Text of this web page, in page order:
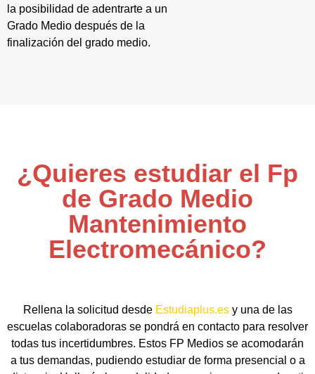
la posibilidad de adentrarte a un
Grado Medio después de la
finalización del grado medio.
¿Quieres estudiar el Fp
de Grado Medio
Mantenimiento
Electromecánico?
Rellena la solicitud desde Estudiaplus.esy una de las
escuelas colaboradoras se pondrá en contacto para resolver
todas tus incertidumbres. Estos FP Medios se acomodarán
a tus demandas, pudiendo estudiar de forma presencial o a